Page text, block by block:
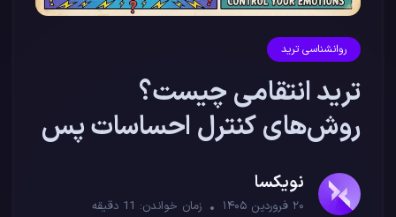
روانشناسی ترید
ترید انتقامی چیست؟
روش‌های کنترل احساسات پس
از ضرر
نویکسا
۲۰ فروردین ۱۴۰۵ زمان خواندن: 11 دقیقه